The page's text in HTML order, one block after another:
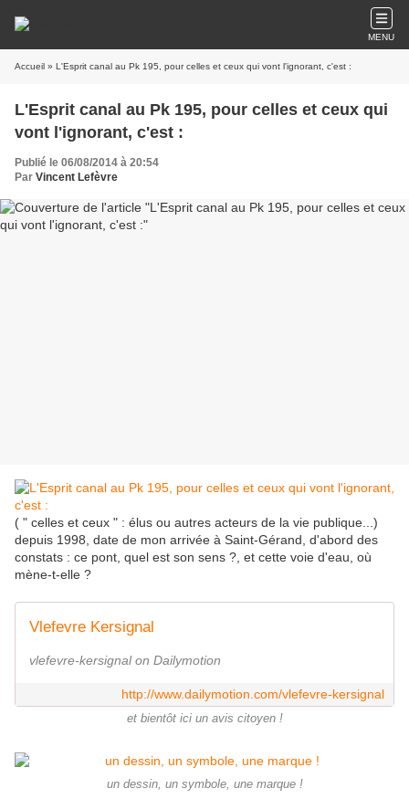
MENU
Accueil » L'Esprit canal au Pk 195, pour celles et ceux qui vont l'ignorant, c'est :
L'Esprit canal au Pk 195, pour celles et ceux qui
vont l'ignorant, c'est :
Publié le 06/08/2014 à 20:54
Par Vincent Lefèvre
( " celles et ceux " : élus ou autres acteurs de la vie publique...)
depuis 1998, date de mon arrivée à Saint-Gérand, d'abord des
constats : ce pont, quel est son sens ?, et cette voie d'eau, où
mène-t-elle ?
Vlefevre Kersignal
vlefevre-kersignal on Dailymotion
http://www.dailymotion.com/vlefevre-kersignal
et bientôt ici un avis citoyen !
un dessin, un symbole, une marque !